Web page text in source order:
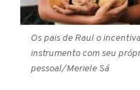
Os pais de Raul o
instrumento com seu
pessoal/Meriele Sá